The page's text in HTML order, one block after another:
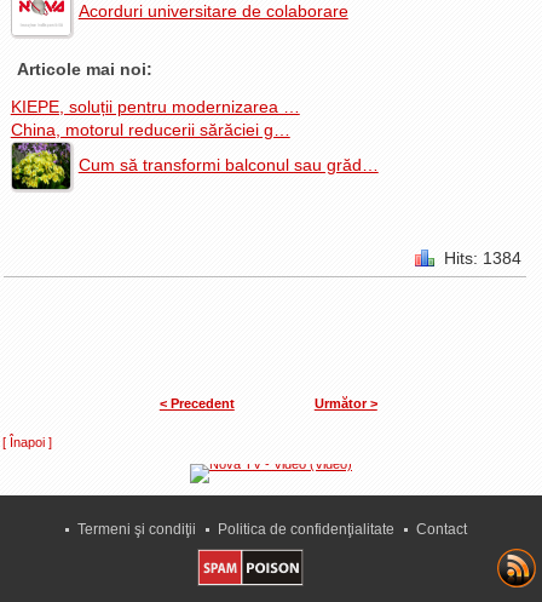
Acorduri universitare de colaborare
Articole mai noi:
KIEPE, soluții pentru modernizarea …
China, motorul reducerii sărăciei g…
Cum să transformi balconul sau grăd…
Hits: 1384
< Precedent Următor >
[ Înapoi ]
Termeni şi condiţii Politica de confidenţialitate Contact